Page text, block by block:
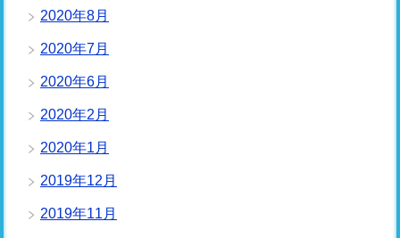
2020年8月
2020年7月
2020年6月
2020年2月
2020年1月
2019年12月
2019年11月